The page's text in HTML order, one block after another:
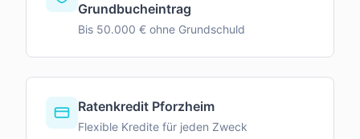
Grundbucheintrag
Bis 50.000 € ohne Grundschuld
Ratenkredit Pforzheim
Flexible Kredite für jeden Zweck